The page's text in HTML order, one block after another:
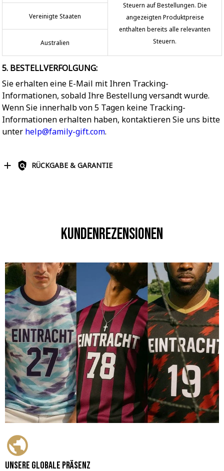
Steuern auf Bestellungen. Die
angezeigten Produktpreise
enthalten bereits alle relevanten
Steuern.
Vereinigte Staaten
Australien
5. BESTELLVERFOLGUNG:
Sie erhalten eine E-Mail mit Ihren Tracking-
Informationen, sobald Ihre Bestellung versandt wurde.
Wenn Sie innerhalb von 5 Tagen keine Tracking-
Informationen erhalten haben, kontaktieren Sie uns bitte
unter help@family-gift.com.
RÜCKGABE & GARANTIE
Kundenrezensionen
Unsere globale Präsenz